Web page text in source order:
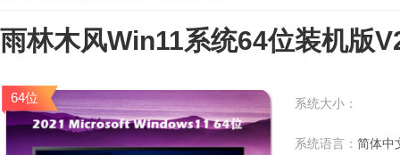
雨林木风Win11系统64位装机版
64位 系统大小：
系统语言： 简体中